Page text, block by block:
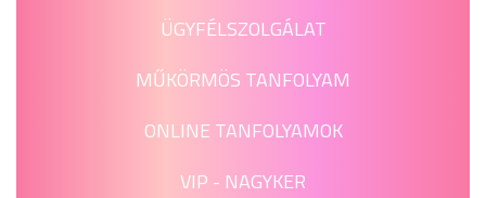
ÜGYFÉLSZOLGÁLAT
MŰKÖRMÖS TANFOLYAM
ONLINE TANFOLYAMOK
VIP - NAGYKER